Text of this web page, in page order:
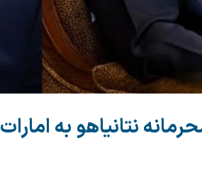
نتانیاهو به